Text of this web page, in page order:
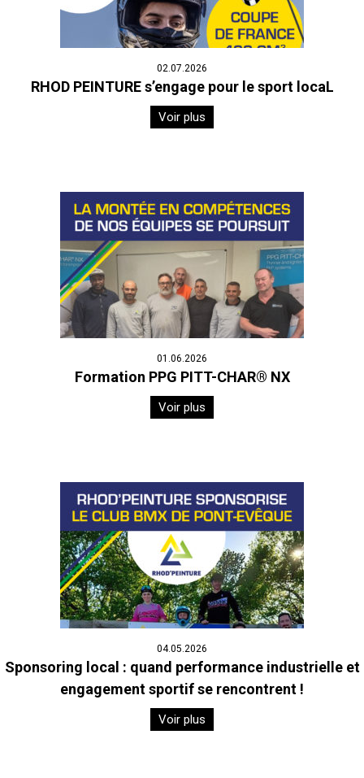
02.07.2026
RHOD PEINTURE s’engage pour le sport locaL
Voir plus
01.06.2026
Formation PPG PITT-CHAR® NX
Voir plus
04.05.2026
Sponsoring local : quand performance industrielle et
engagement sportif se rencontrent !
Voir plus